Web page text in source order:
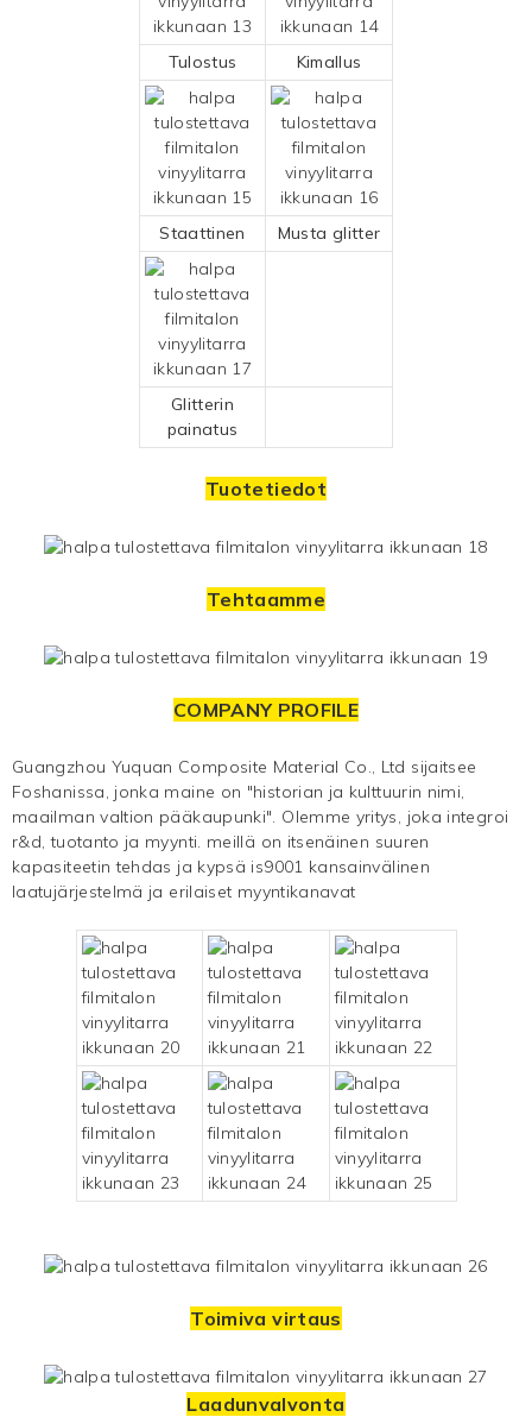
Tulostus Kimallus
Staattinen Musta glitter
Glitterin
painatus
Tuotetiedot
Tehtaamme
COMPANY PROFILE
Guangzhou Yuquan Composite Material Co., Ltd sijaitsee
Foshanissa, jonka maine on "historian ja kulttuurin nimi,
maailman valtion pääkaupunki". Olemme yritys, joka integroi
r&d, tuotanto ja myynti. meillä on itsenäinen suuren
kapasiteetin tehdas ja kypsä is9001 kansainvälinen
laatujärjestelmä ja erilaiset myyntikanavat
Toimiva virtaus
Laadunvalvonta